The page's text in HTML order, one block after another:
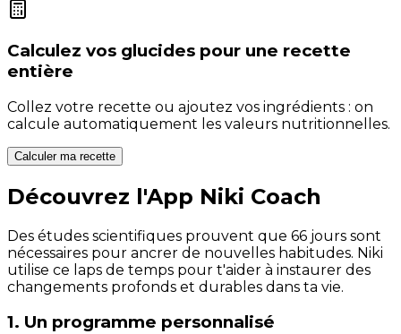
Calculez vos glucides pour une recette
entière
Collez votre recette ou ajoutez vos ingrédients : on
calcule automatiquement les valeurs nutritionnelles.
Calculer ma recette
Découvrez l'App Niki Coach
Des études scientifiques prouvent que 66 jours sont
nécessaires pour ancrer de nouvelles habitudes. Niki
utilise ce laps de temps pour t'aider à instaurer des
changements profonds et durables dans ta vie.
1. Un programme personnalisé